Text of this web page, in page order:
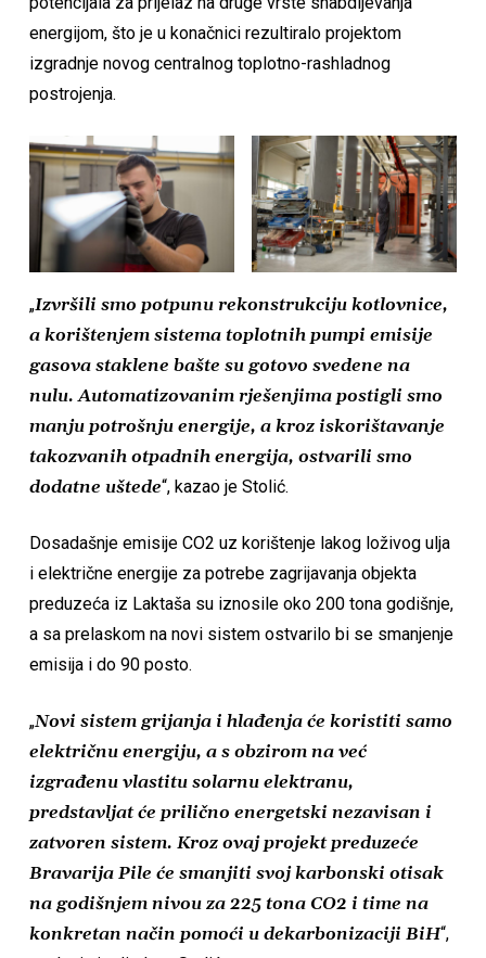
energijom, što je u konačnici rezultiralo projektom
izgradnje novog centralnog toplotno-rashladnog
postrojenja.
„Izvršili smo potpunu rekonstrukciju kotlovnice,
a korištenjem sistema toplotnih pumpi emisije
gasova staklene bašte su gotovo svedene na
nulu. Automatizovanim rješenjima postigli smo
manju potrošnju energije, a kroz iskorištavanje
takozvanih otpadnih energija, ostvarili smo
dodatne uštede“, kazao je Stolić.
Dosadašnje emisije CO2 uz korištenje lakog loživog ulja
i električne energije za potrebe zagrijavanja objekta
preduzeća iz Laktaša su iznosile oko 200 tona godišnje,
a sa prelaskom na novi sistem ostvarilo bi se smanjenje
emisija i do 90 posto.
„Novi sistem grijanja i hlađenja će koristiti samo
električnu energiju, a s obzirom na već
izgrađenu vlastitu solarnu elektranu,
predstavljat će prilično energetski nezavisan i
zatvoren sistem. Kroz ovaj projekt preduzeće
Bravarija Pile će smanjiti svoj karbonski otisak
na godišnjem nivou za 225 tona CO2 i time na
konkretan način pomoći u dekarbonizaciji BiH“,